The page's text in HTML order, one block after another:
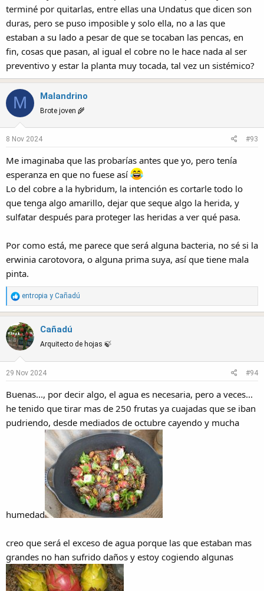
terminé por quitarlas, entre ellas una Undatus que dicen son
duras, pero se puso imposible y solo ella, no a las que
estaban a su lado a pesar de que se tocaban las pencas, en
fin, cosas que pasan, al igual el cobre no le hace nada al ser
preventivo y estar la planta muy tocada, tal vez un sistémico?
M Malandrino
Brote joven 🌾
8 Nov 2024 #93
Me imaginaba que las probarías antes que yo, pero tenía
esperanza en que no fuese así
Lo del cobre a la hybridum, la intención es cortarle todo lo
que tenga algo amarillo, dejar que seque algo la herida, y
sulfatar después para proteger las heridas a ver qué pasa.
Por como está, me parece que será alguna bacteria, no sé si la
erwinia carotovora, o alguna prima suya, así que tiene mala
pinta.
R
e
c
t
i
o
n
:
entropia y Cañadú
Cañadú
Arquitecto de hojas 🍃
29 Nov 2024 #94
Buenas..., por decir algo, el agua es necesaria, pero a veces...
he tenido que tirar mas de 250 frutas ya cuajadas que se iban
pudriendo, desde mediados de octubre cayendo y mucha
humedad
creo que será el exceso de agua porque las que estaban mas
grandes no han sufrido daños y estoy cogiendo algunas